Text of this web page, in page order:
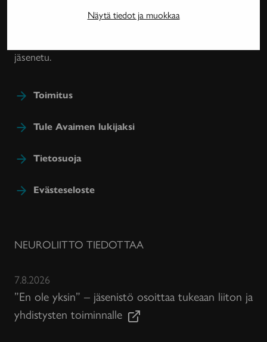
Näytä tiedot ja muokkaa
sairastavien sosiaaliturvasta. Avain-lehteä julkaisee
jäsenetu.
Toimitus
Tule Avaimen lukijaksi
Tietosuoja
Evästeseloste
NEUROLIITTO TIEDOTTAA
7.8.2026
”En ole yksin” – jäsenistö osoittaa tukeaan liiton ja
yhdistysten toiminnalle